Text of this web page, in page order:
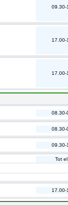
09.30-
17.00-
17.00-
08.30-
08.30-
09.30-
Tot
17.00-